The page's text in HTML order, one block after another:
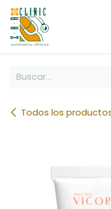
Ir al contenido
Todos los